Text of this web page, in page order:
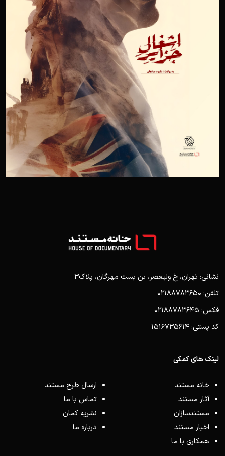
نشانی: تهران، خ ولیعصر، بن بست مهرگان، پلاک3
تلفن: 02188783650
فکس: 02188783645
کد پستی: 1516735614
لینک های کمکی
خانه مستند
آثار مستند
مستندسازان
اخبار مستند
همکاری با ما
ارسال طرح مستند
تماس با ما
نشریه کمان
درباره ما